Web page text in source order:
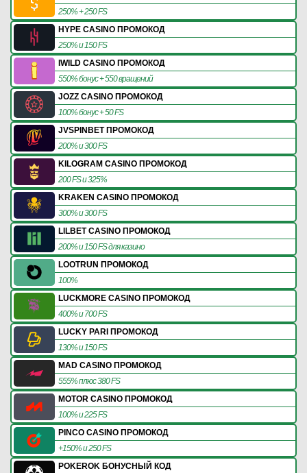
250% + 250 FS
HYPE CASINO ПРОМОКОД
250% и 150 FS
IWILD CASINO ПРОМОКОД
550% бонус + 550 вращений
JOZZ CASINO ПРОМОКОД
100% бонус + 50 FS
JVSPINBET ПРОМОКОД
200% и 300 FS
KILOGRAM CASINO ПРОМОКОД
200 FS и 325%
KRAKEN CASINO ПРОМОКОД
300% и 300 FS
LILBET CASINO ПРОМОКОД
200% и 150 FS для казино
LOOTRUN ПРОМОКОД
100%
LUCKMORE CASINO ПРОМОКОД
400% и 700 FS
LUCKY PARI ПРОМОКОД
130% и 150 FS
MAD CASINO ПРОМОКОД
555% плюс 380 FS
MOTOR CASINO ПРОМОКОД
100% и 225 FS
PINCO CASINO ПРОМОКОД
+150% и 250 FS
POKEROK БОНУСНЫЙ КОД